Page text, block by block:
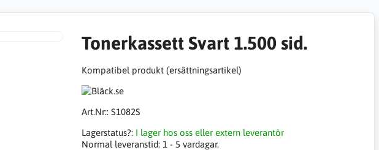
Tonerkassett Svart 1.500 sid.
Kompatibel produkt (ersättningsartikel)
Art.Nr:: S1082S
Lagerstatus?: I lager hos oss eller extern leverantör
Normal leveranstid: 1 - 5 vardagar.